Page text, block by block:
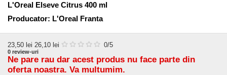
L'Oreal Elseve Citrus 400 ml
Producator: L'Oreal Franta
23,50 lei 26,10 lei 0/5
0 review-uri
Ne pare rau dar acest produs nu face parte din
oferta noastra. Va multumim.